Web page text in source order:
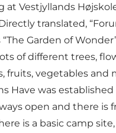
at Vestjyllands
translated,
Garden of
of different trees,
fruits, vegetables and
Have was established
open and there is
is a basic camp site,